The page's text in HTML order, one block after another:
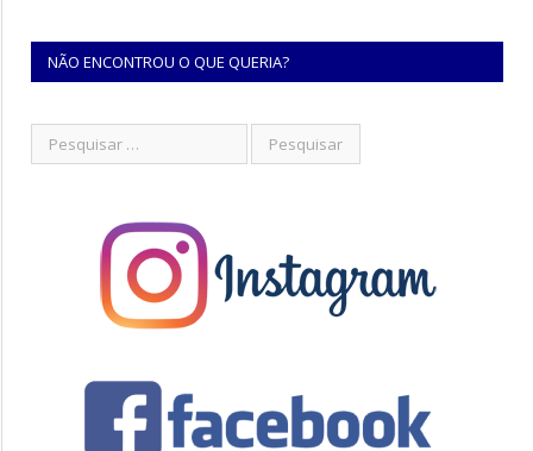
NÃO ENCONTROU O QUE QUERIA?